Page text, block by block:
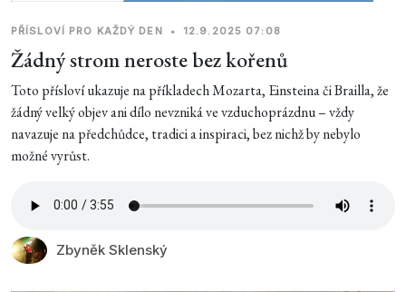
PŘÍSLOVÍ PRO KAŽDÝ DEN • 12.9.2025 07:08
Žádný strom neroste bez kořenů
Toto přísloví ukazuje na příkladech Mozarta, Einsteina či Brailla, že
žádný velký objev ani dílo nevzniká ve vzduchoprázdnu – vždy
navazuje na předchůdce, tradici a inspiraci, bez nichž by nebylo
možné vyrůst.
Zbyněk Sklenský